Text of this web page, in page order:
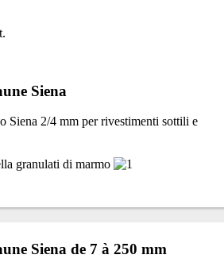
Siena
granulati di marmo
Siena de 7 à 250 mm